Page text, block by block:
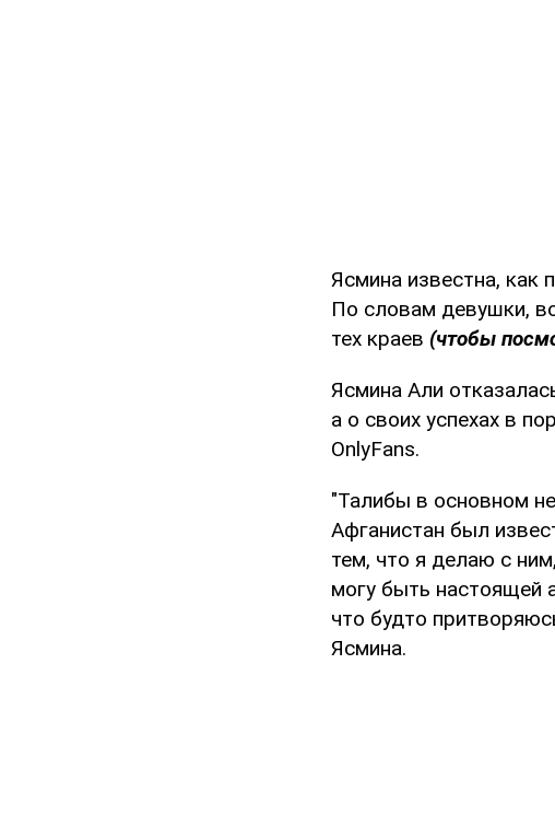
Ясмина известна, как
По словам девушки,
тех краев (чтобы
Ясмина Али
а о своих успехах в
OnlyFans.
"Талибы в основном
Афганистан был
тем, что я делаю с
могу быть настоящей
что будто
Ясмина.